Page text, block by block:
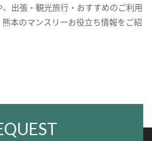
、出張・観光旅行・おすすめのご利用
本のマンスリーお役立ち情報をご紹